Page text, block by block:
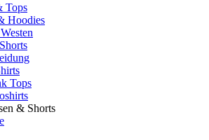
Tops
Hoodies
Tops
& Shorts